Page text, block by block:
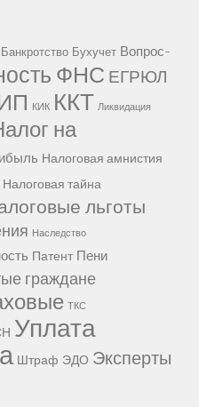
Банкротство Бухучет Вопрос-
ФНС ЕГРЮЛ
КИК ККТ Ликвидация
на
Налоговая амнистия
Налоговая тайна
льготы
Наследство
Патент Пени
граждане
ТКС
Уплата
Штраф ЭДО Эксперты